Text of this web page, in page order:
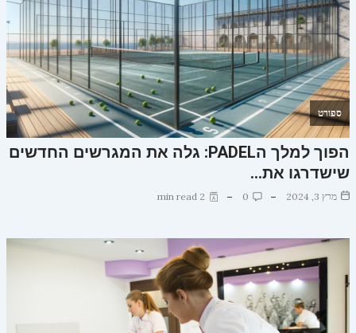
ספורט
הפוך למלך הPADEL: גלה את המגרשים החדשים
שישדרגו את…
מרץ 3, 2024 0
2 min read